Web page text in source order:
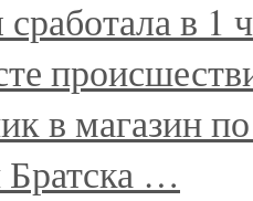
в 1
в магазин
…